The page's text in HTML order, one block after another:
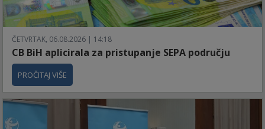
ČETVRTAK, 06.08.2026 | 14:18
CB BiH aplicirala za pristupanje SEPA području
PROČITAJ VIŠE